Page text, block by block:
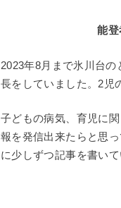
能登
2023年8月まで氷川台
長をしていました。2児
子どもの病気、育児に
報を発信出来たらと思
に少しずつ記事を書いて